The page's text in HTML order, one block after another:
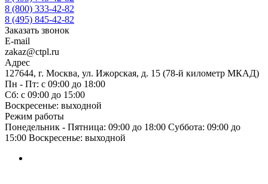
8 (800) 333-42-82
8 (495) 845-42-82
Заказать звонок
E-mail
zakaz@ctpl.ru
Адрес
127644, г. Москва, ул. Ижорская, д. 15 (78-й километр МКАД)
Пн - Пт: с 09:00 до 18:00
Сб: с 09:00 до 15:00
Воскресенье: выходной
Режим работы
Понедельник - Пятница: 09:00 до 18:00 Суббота: 09:00 до
15:00 Воскресенье: выходной